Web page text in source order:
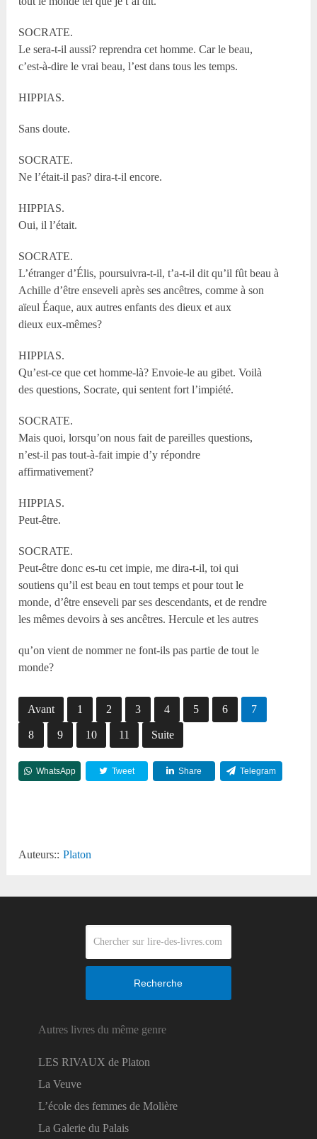
SOCRATE.
Le sera-t-il aussi? reprendra cet homme. Car le beau,
c’est-à-dire le vrai beau, l’est dans tous les temps.
HIPPIAS.
Sans doute.
SOCRATE.
Ne l’était-il pas? dira-t-il encore.
HIPPIAS.
Oui, il l’était.
SOCRATE.
L’étranger d’Élis, poursuivra-t-il, t’a-t-il dit qu’il fût beau à
Achille d’être enseveli après ses ancêtres, comme à son
aïeul Éaque, aux autres enfants des dieux et aux
dieux eux-mêmes?
HIPPIAS.
Qu’est-ce que cet homme-là? Envoie-le au gibet. Voilà
des questions, Socrate, qui sentent fort l’impiété.
SOCRATE.
Mais quoi, lorsqu’on nous fait de pareilles questions,
n’est-il pas tout-à-fait impie d’y répondre
affirmativement?
HIPPIAS.
Peut-être.
SOCRATE.
Peut-être donc es-tu cet impie, me dira-t-il, toi qui
soutiens qu’il est beau en tout temps et pour tout le
monde, d’être enseveli par ses descendants, et de rendre
les mêmes devoirs à ses ancêtres. Hercule et les autres
qu’on vient de nommer ne font-ils pas partie de tout le
monde?
Avant 1 2 3 4 5 6 7
8 9 10 11 Suite
WhatsApp Tweet Share Telegram
Auteurs:: Platon
Recherche
Autres livres du même genre
LES RIVAUX de Platon
La Veuve
L’école des femmes de Molière
La Galerie du Palais